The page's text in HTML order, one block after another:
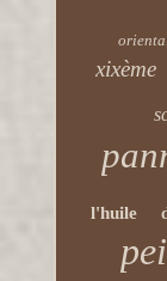
xixème
l'huile